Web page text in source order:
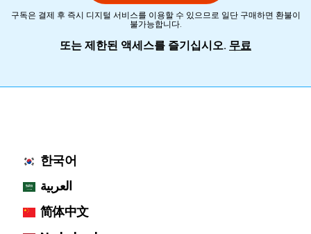
구독은 결제 후 즉시 디지털 서비스를 이용할 수 있으므로 일단 구매하면 환불이
불가능합니다.
또는 제한된 액세스를 즐기십시오. 무료
한국어
العربية
简体中文